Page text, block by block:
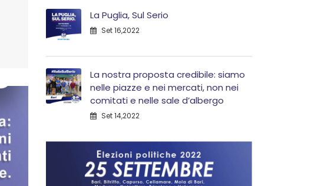
La Puglia, Sul Serio
Set 16,2022
La nostra proposta credibile: siamo
nelle piazze e nei mercati, non nei
comitati e nelle sale d’albergo
Set 14,2022